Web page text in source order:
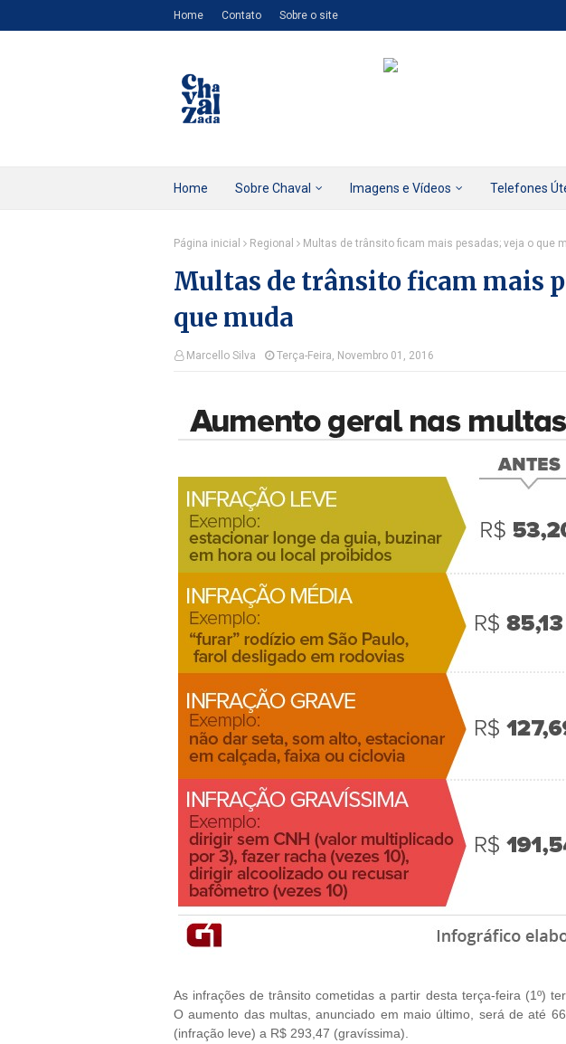
Home Contato Sobre o site
Home Sobre Chaval Imagens e Vídeos Telefones
Página inicial Regional Multas de trânsito ficam mais pesadas; veja o que
Multas de trânsito ficam mais
que muda
Marcello Silva Terça-Feira, Novembro 01, 2016
As infrações de trânsito cometidas a partir desta terça-feira (1º)
O aumento das multas,anunciado em maio último , será de até
(infração leve) a R$ 293,47 (gravíssima).